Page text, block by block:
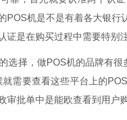
POS机是不是有着各大银
证是在购买过程中需要特别注
选择，做POS机的品牌有
需要查看这些平台上的
审批单中是能欧查看到用户